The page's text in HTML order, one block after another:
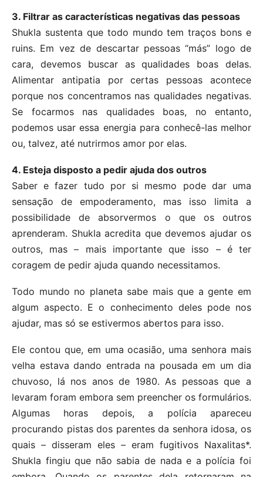
3. Filtrar as características negativas das pessoas
Shukla sustenta que todo mundo tem traços bons e
ruins. Em vez de descartar pessoas “más” logo de
cara, devemos buscar as qualidades boas delas.
Alimentar antipatia por certas pessoas acontece
porque nos concentramos nas qualidades negativas.
Se focarmos nas qualidades boas, no entanto,
podemos usar essa energia para conhecê-las melhor
ou, talvez, até nutrirmos amor por elas.
4. Esteja disposto a pedir ajuda dos outros
Saber e fazer tudo por si mesmo pode dar uma
sensação de empoderamento, mas isso limita a
possibilidade de absorvermos o que os outros
aprenderam. Shukla acredita que devemos ajudar os
outros, mas – mais importante que isso – é ter
coragem de pedir ajuda quando necessitamos.
Todo mundo no planeta sabe mais que a gente em
algum aspecto. E o conhecimento deles pode nos
ajudar, mas só se estivermos abertos para isso.
Ele contou que, em uma ocasião, uma senhora mais
velha estava dando entrada na pousada em um dia
chuvoso, lá nos anos de 1980. As pessoas que a
levaram foram embora sem preencher os formulários.
Algumas horas depois, a polícia apareceu
procurando pistas dos parentes da senhora idosa, os
quais – disseram eles – eram fugitivos Naxalitas*.
Shukla fingiu que não sabia de nada e a polícia foi